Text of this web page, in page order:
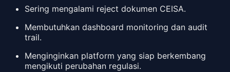
Sering mengalami reject dokumen CEISA.
Membutuhkan dashboard monitoring dan audit
trail.
Menginginkan platform yang siap berkembang
mengikuti perubahan regulasi.